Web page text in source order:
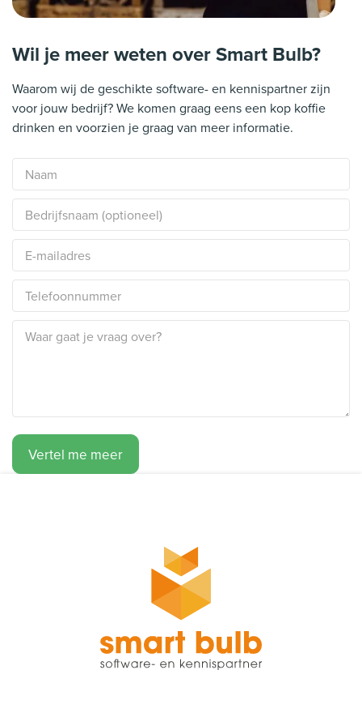
Wil je meer weten over Smart Bulb?
Waarom wij de geschikte software- en kennispartner zijn
voor jouw bedrijf? We komen graag eens een kop koffie
drinken en voorzien je graag van meer informatie.
Vertel me meer